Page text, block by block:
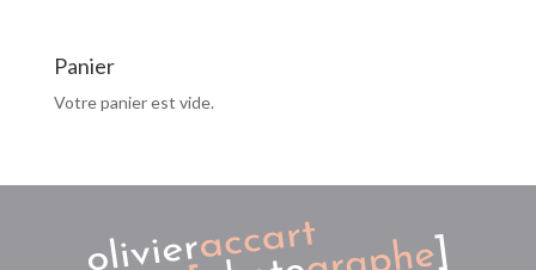
Panier
Votre panier est vide.